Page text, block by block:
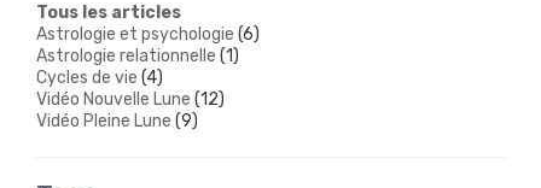
Tous les articles
Astrologie et psychologie (6)
Astrologie relationnelle (1)
Cycles de vie (4)
Vidéo Nouvelle Lune (12)
Vidéo Pleine Lune (9)